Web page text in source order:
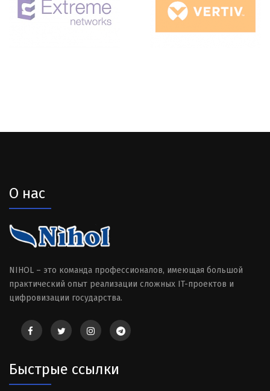
О нас
NIHOL – это команда профессионалов, имеющая большой
практический опыт реализации сложных IT-проектов и
цифровизации государства.
Быстрые ссылки